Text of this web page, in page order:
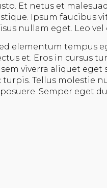
Et netus et
Ipsum faucibus
nullam eget. Leo
elementum tempus
et. Eros in cursus
viverra aliquet
turpis. Tellus molestie
Semper eget